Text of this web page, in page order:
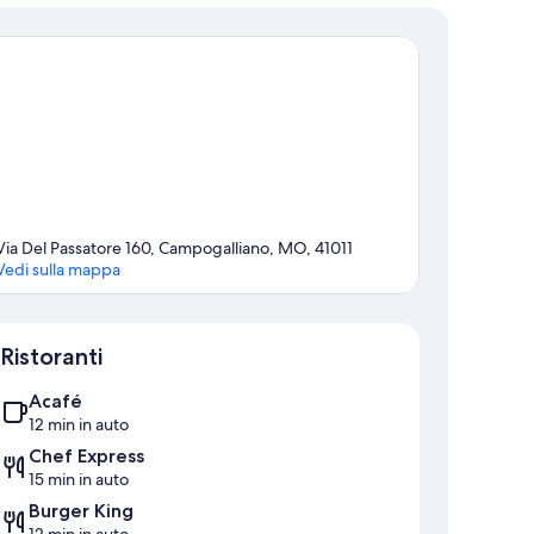
Del Passatore 160, Campogalliano, MO, 41011
sulla mappa
Ristoranti
Acafé
12 min in auto
Chef Express
15 min in auto
Burger King